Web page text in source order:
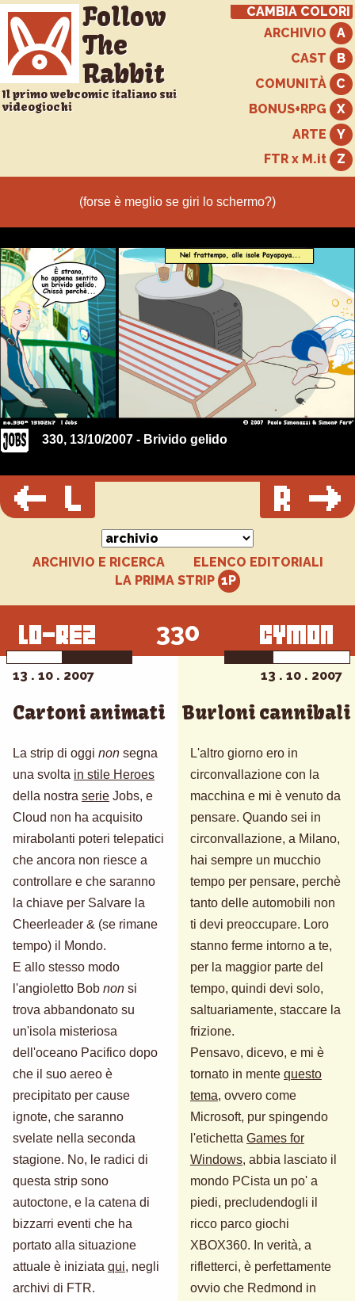
Follow
The
Rabbit
Il primo webcomic italiano sui
videogiochi
CAMBIA COLORI
ARCHIVIO
CAST
COMUNITÀ
BONUS+RPG
ARTE
FTR x M.it
330, 13/10/2007 - Brivido gelido
ARCHIVIO E RICERCA
ELENCO EDITORIALI
LA PRIMA STRIP
330
13 . 10 . 2007
Cartoni animati
La strip di oggi non segna
una svolta in stile Heroes
della nostra serie Jobs, e
Cloud non ha acquisito
mirabolanti poteri telepatici
che ancora non riesce a
controllare e che saranno
la chiave per Salvare la
Cheerleader & (se rimane
tempo) il Mondo.
E allo stesso modo
l'angioletto Bob non si
trova abbandonato su
un'isola misteriosa
dell'oceano Pacifico dopo
che il suo aereo è
precipitato per cause
ignote, che saranno
svelate nella seconda
stagione. No, le radici di
questa strip sono
autoctone, e la catena di
bizzarri eventi che ha
portato alla situazione
attuale è iniziata qui, negli
archivi di FTR.
13 . 10 . 2007
Burloni cannibali
L'altro giorno ero in
circonvallazione con la
macchina e mi è venuto da
pensare. Quando sei in
circonvallazione, a Milano,
hai sempre un mucchio
tempo per pensare, perchè
tanto delle automobili non
ti devi preoccupare. Loro
stanno ferme intorno a te,
per la maggior parte del
tempo, quindi devi solo,
saltuariamente, staccare la
frizione.
Pensavo, dicevo, e mi è
tornato in mente questo
tema, ovvero come
Microsoft, pur spingendo
l'etichetta Games for
Windows, abbia lasciato il
mondo PCista un po' a
piedi, precludendogli il
ricco parco giochi
XBOX360. In verità, a
rifletterci, è perfettamente
ovvio che Redmond in